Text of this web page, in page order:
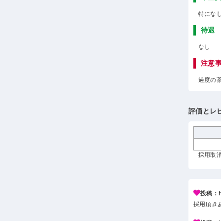
特にな
待遇
なし
注意
過度の
評価とレ
採用取
投稿
採用頂き